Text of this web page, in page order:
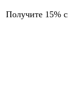
Получите 15%